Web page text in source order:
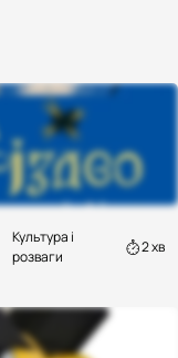
Культура і
розваги
2 хв